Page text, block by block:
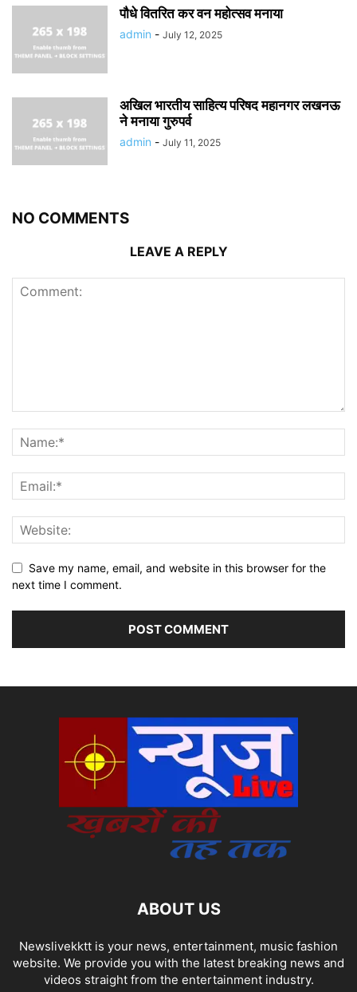
पौधे वितरित कर वन महोत्सव मनाया
admin - July 12, 2025
अखिल भारतीय साहित्य परिषद महानगर लखनऊ
ने मनाया गुरुपर्व
admin - July 11, 2025
NO COMMENTS
LEAVE A REPLY
Save my name, email, and website in this browser for the
next time I comment.
ABOUT US
Newslivekktt is your news, entertainment, music fashion
website. We provide you with the latest breaking news and
videos straight from the entertainment industry.